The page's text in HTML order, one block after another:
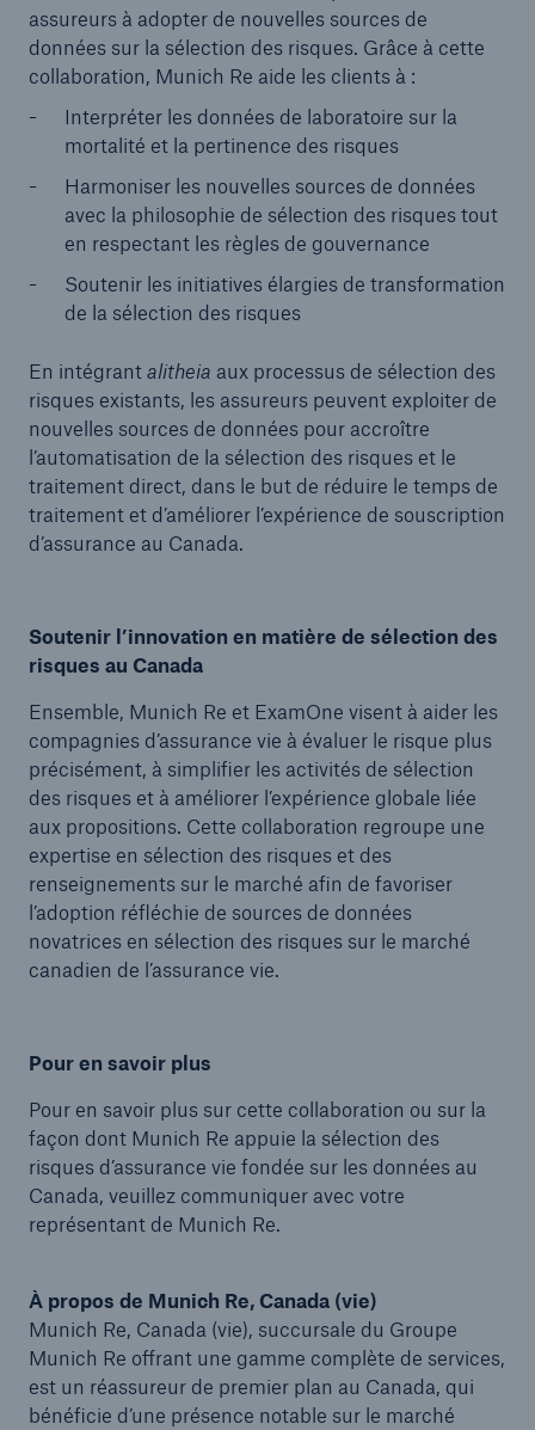
assureurs à adopter de nouvelles sources de
données sur la sélection des risques. Grâce à cette
collaboration, Munich Re aide les clients à :
Interpréter les données de laboratoire sur la
mortalité et la pertinence des risques
Harmoniser les nouvelles sources de données
avec la philosophie de sélection des risques tout
en respectant les règles de gouvernance
Soutenir les initiatives élargies de transformation
de la sélection des risques
En intégrantalitheia aux processus de sélection des
risques existants, les assureurs peuvent exploiter de
nouvelles sources de données pour accroître
l’automatisation de la sélection des risques et le
traitement direct, dans le but de réduire le temps de
traitement et d’améliorer l’expérience de souscription
d’assurance au Canada.
Soutenir l’innovation en matière de sélection des
risques au Canada
Ensemble, Munich Re et ExamOne visent à aider les
compagnies d’assurance vie à évaluer le risque plus
précisément, à simplifier les activités de sélection
des risques et à améliorer l’expérience globale liée
aux propositions. Cette collaboration regroupe une
expertise en sélection des risques et des
renseignements sur le marché afin de favoriser
l’adoption réfléchie de sources de données
novatrices en sélection des risques sur le marché
canadien de l’assurance vie.
Pour en savoir plus
Pour en savoir plus sur cette collaboration ou sur la
façon dont Munich Re appuie la sélection des
risques d’assurance vie fondée sur les données au
Canada, veuillez communiquer avec votre
représentant de Munich Re.
À propos de Munich Re, Canada (vie)
Munich Re, Canada (vie), succursale du Groupe
Munich Re offrant une gamme complète de services,
est un réassureur de premier plan au Canada, qui
bénéficie d’une présence notable sur le marché